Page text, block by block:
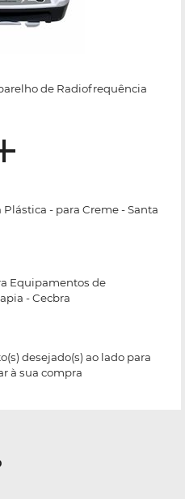
de Radiofrequência
Plástica - para Creme - Santa
Equipamentos de
- Cecbra
desejado(s) ao lado para
à sua compra